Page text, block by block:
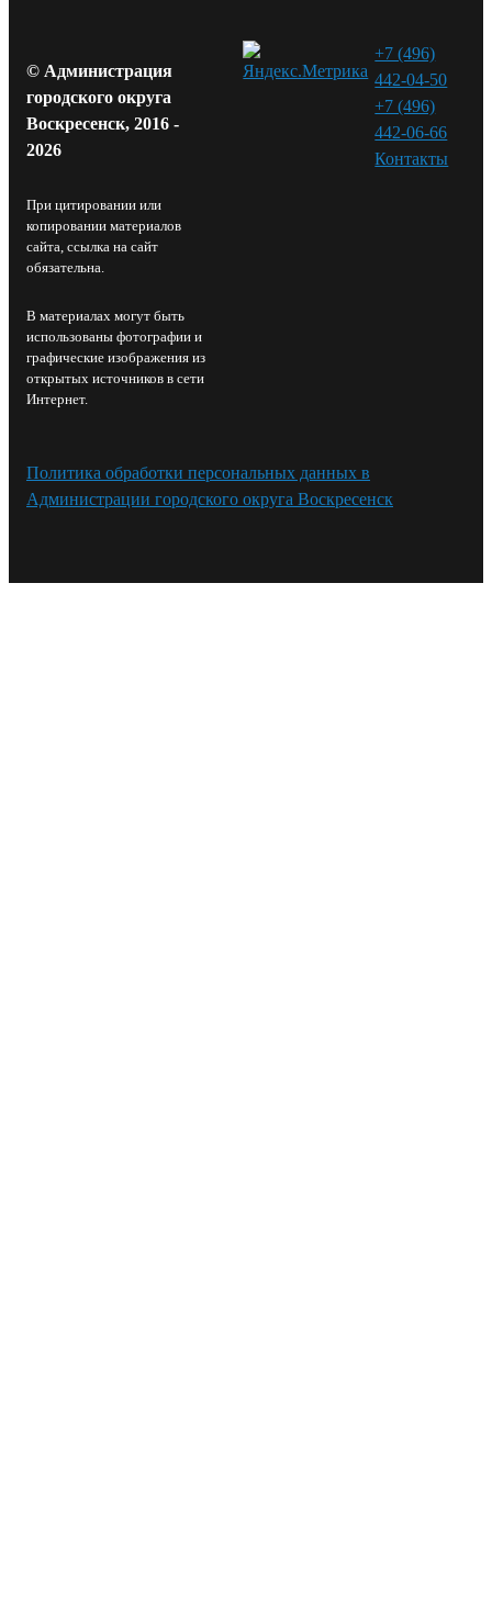
© Администрация
городского округа
Воскресенск, 2016 -
2026
При цитировании или
копировании материалов
сайта, ссылка на сайт
обязательна.
В материалах могут быть
использованы фотографии и
графические изображения из
открытых источников в сети
Интернет.
+7 (496)
442-04-50
+7 (496)
442-06-66
Контакты⁠
Политика обработки персональных данных в
Администрации городского округа Воскресенск